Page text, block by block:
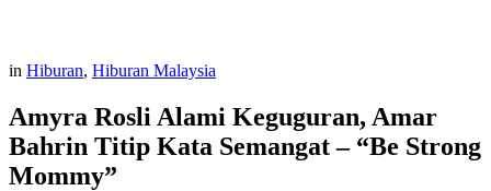
in Hiburan, Hiburan Malaysia
Amyra Rosli Alami Keguguran, Amar
Bahrin Titip Kata Semangat – “Be Strong
Mommy”